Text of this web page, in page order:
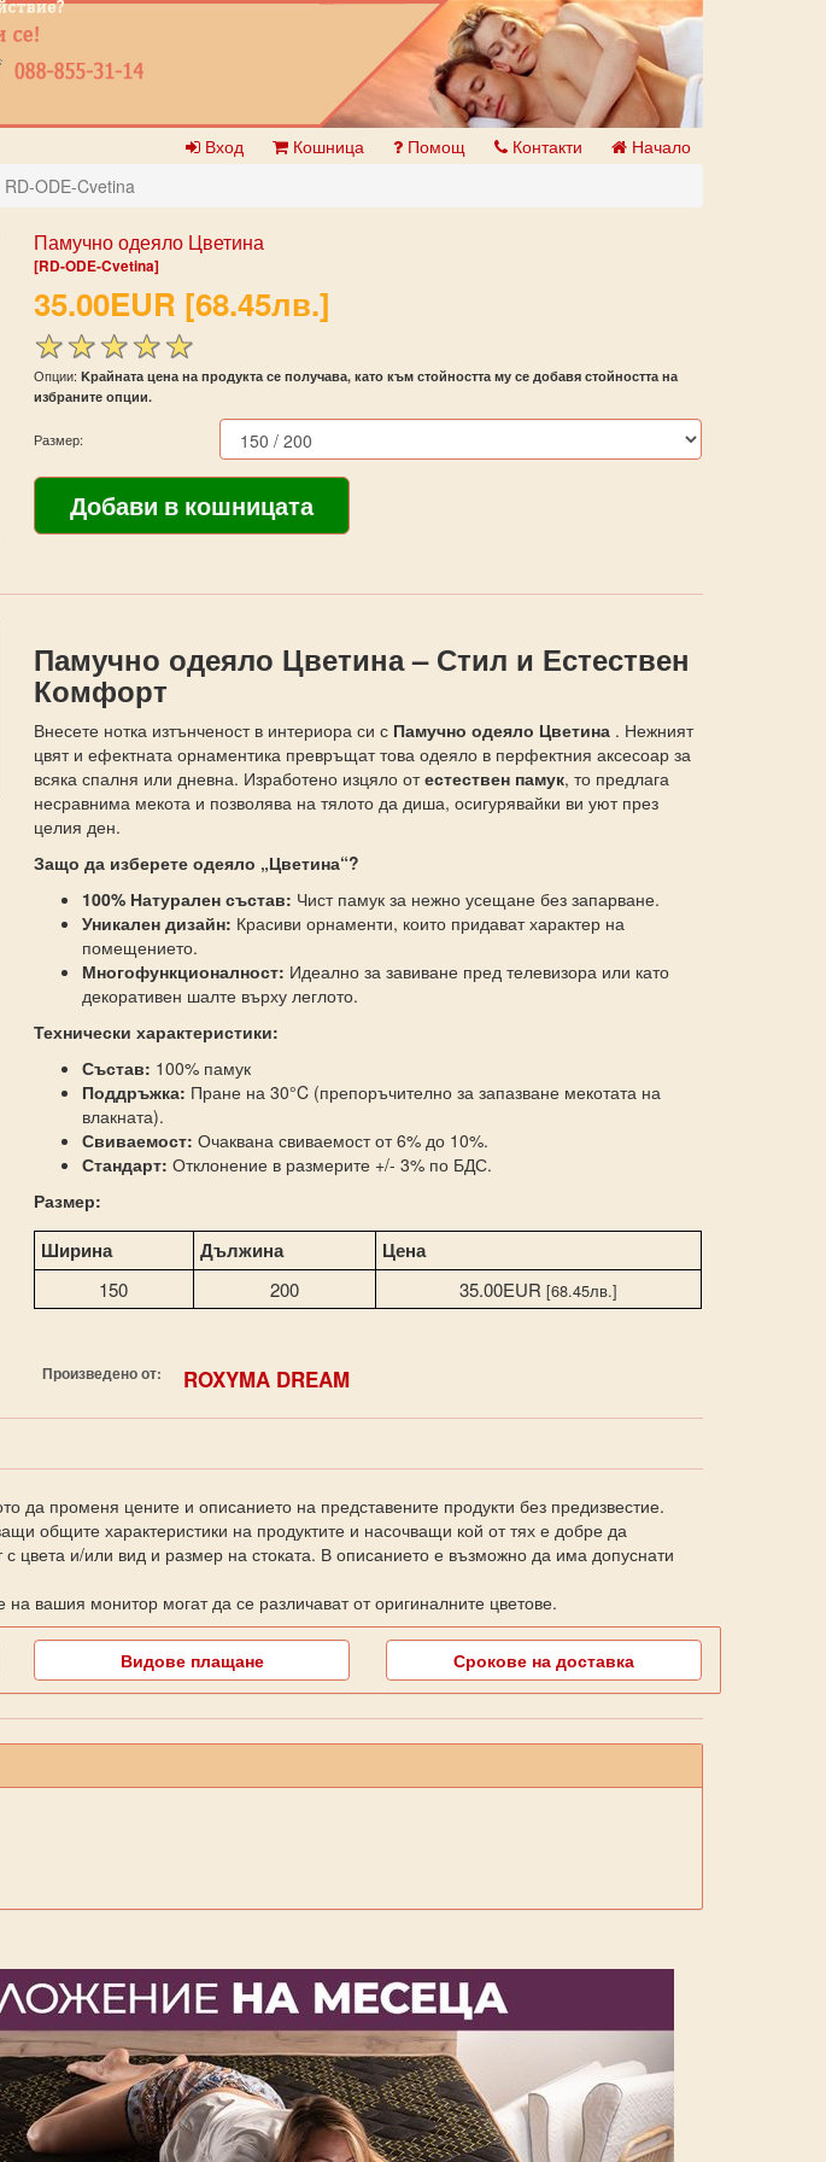
Вход Кошница Помощ Контакти Начало
RD-ODE-Cvetina
Памучно одеяло Цветина
[RD-ODE-Cvetina]
35.00EUR [68.45лв.]
Опции: Kрайната цена на продукта се получава, като към стойността му се добавя стойността на
избраните опции.
Размер:
Памучно одеяло​ Цветина – Стил и Естествен
Комфорт
Внесете нотка изтънченост в интериора си с Памучно одеяло​ Цветина . Нежният
цвят и ефектната орнаментика превръщат това одеяло в перфектния аксесоар за
всяка спалня или дневна. Изработено изцяло отестествен памук, то предлага
несравнима мекота и позволява на тялото да диша, осигурявайки ви уют през
целия ден.
Защо да изберете одеяло „Цветина“?
100% Натурален състав: Чист памук за нежно усещане без запарване.
Уникален дизайн: Красиви орнаменти, които придават характер на
помещението.
Многофункционалност: Идеално за завиване пред телевизора или като
декоративен шалте върху леглото.
Технически характеристики:
Състав: 100% памук
Поддръжка: Пране на 30°C (препоръчително за запазване мекотата на
влакната).
Свиваемост: Очаквана свиваемост от 6% до 10%.
Стандарт: Отклонение в размерите +/- 3% по БДС.
Размер:
Ширина Дължина Цена
150 200 35.00EUR [68.45лв.]
Произведено от: ROXYMA DREAM
да променя цените и описанието на представените продукти без предизвестие.
общите характеристики на продуктите и насочващи кой от тях е добре да
цвета и/или вид и размер на стоката. В описанието е възможно да има допуснати
вашия монитор могат да се различават от оригиналните цветове.
Видове плащане Срокове на доставка